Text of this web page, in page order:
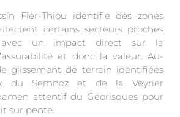
Fier-Thiou identifie des zones
certains secteurs proches
un impact direct sur la
et donc la valeur. Au-
glissement de terrain identifiées
du Semnoz et de la Veyrier
attentif du Géorisques pour
sur pente.